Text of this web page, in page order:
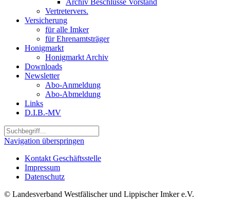
Archiv Beschlüsse Vorstand
Vertretervers.
Versicherung
für alle Imker
für Ehrenamtsträger
Honigmarkt
Honigmarkt Archiv
Downloads
Newsletter
Abo-Anmeldung
Abo-Abmeldung
Links
D.I.B.-MV
Navigation überspringen
Kontakt Geschäftsstelle
Impressum
Datenschutz
© Landesverband Westfälischer und Lippischer Imker e.V.